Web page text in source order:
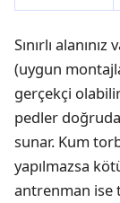
Sınırlı
(uygun
gerçekçi
pedler
sunar. Kum
yapılmazsa
antrenman ise